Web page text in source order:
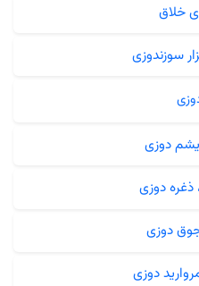
خلاق
سوزندوزی
دوزی
دوزی
دوزی
دوزی